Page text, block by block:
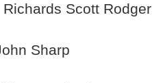
Scott Rodger
Sharp